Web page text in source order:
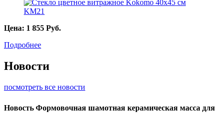
Цена: 1 855 Руб.
Подробнее
Новости
посмотреть все новости
Новость Формовочная шамотная керамическая масса для